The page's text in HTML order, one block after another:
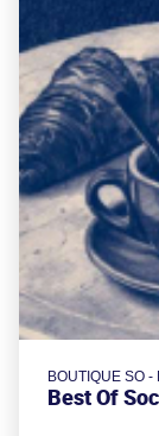
BOUTIQUE SO -
Best Of